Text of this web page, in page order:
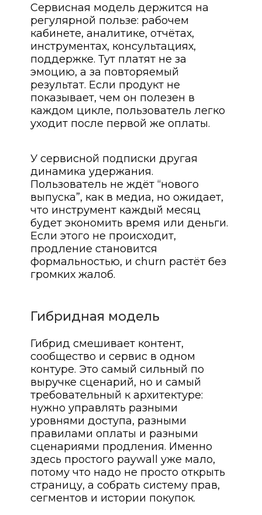
Сервисная модель держится на
регулярной пользе: рабочем
кабинете, аналитике, отчётах,
инструментах, консультациях,
поддержке. Тут платят не за
эмоцию, а за повторяемый
результат. Если продукт не
показывает, чем он полезен в
каждом цикле, пользователь легко
уходит после первой же оплаты.
У сервисной подписки другая
динамика удержания.
Пользователь не ждёт “нового
выпуска”, как в медиа, но ожидает,
что инструмент каждый месяц
будет экономить время или деньги.
Если этого не происходит,
продление становится
формальностью, и churn растёт без
громких жалоб.
Гибридная модель
Гибрид смешивает контент,
сообщество и сервис в одном
контуре. Это самый сильный по
выручке сценарий, но и самый
требовательный к архитектуре:
нужно управлять разными
уровнями доступа, разными
правилами оплаты и разными
сценариями продления. Именно
здесь простого paywall уже мало,
потому что надо не просто открыть
страницу, а собрать систему прав,
сегментов и истории покупок.